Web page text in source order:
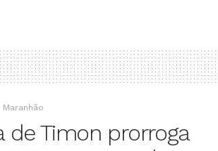
Maranhão
de Timon prorroga